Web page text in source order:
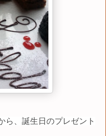
ら、誕生日のプレゼント